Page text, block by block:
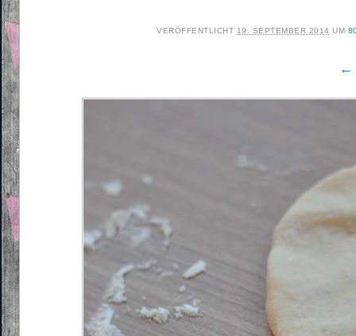
VERÖFFENTLICHT 19. SEPTEMBER 2014 UM
←